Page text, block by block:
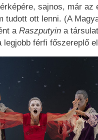
sajnos, már az
tudott ott lenni. (A
a Raszputyina
legjobb férfi főszereplő